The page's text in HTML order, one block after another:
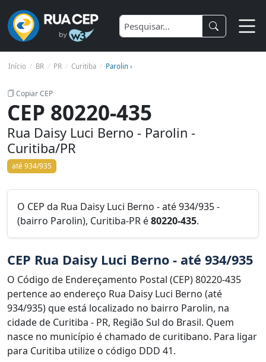
Início BR PR Curitiba Parolin ›
Copiar CEP
CEP 80220-435
Rua Daisy Luci Berno - Parolin -
Curitiba/PR
até 934/935
O CEP da Rua Daisy Luci Berno - até 934/935 -
(bairro Parolin), Curitiba-PR é80220-435.
CEP Rua Daisy Luci Berno - até 934/935
O Código de Endereçamento Postal (CEP) 80220-435
pertence ao endereço Rua Daisy Luci Berno (até
934/935) que está localizado no bairro Parolin, na
cidade de Curitiba - PR, Região Sul do Brasil. Quem
nasce no município é chamado de curitibano. Para ligar
para Curitiba utilize o código DDD 41.